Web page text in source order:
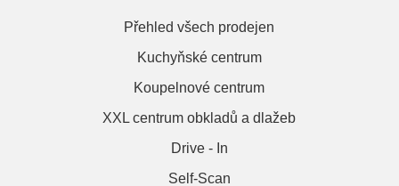
Přehled všech prodejen
Kuchyňské centrum
Koupelnové centrum
XXL centrum obkladů a dlažeb
Drive - In
Self-Scan